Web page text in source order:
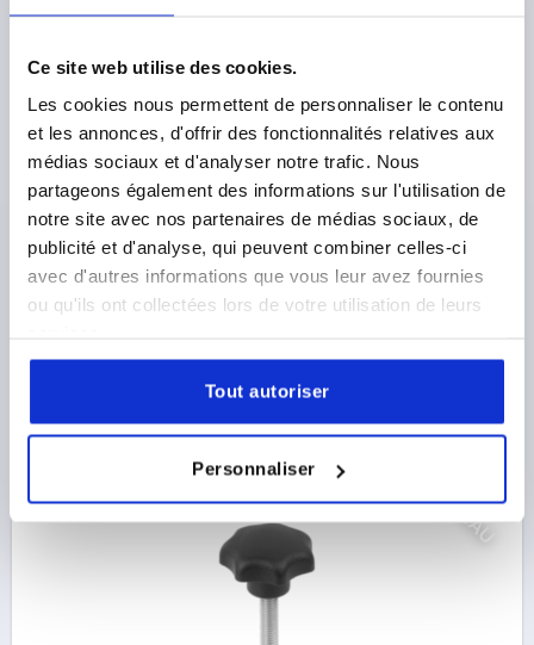
Ce site web utilise des cookies.
Les cookies nous permettent de personnaliser le contenu
et les annonces, d'offrir des fonctionnalités relatives aux
médias sociaux et d'analyser notre trafic. Nous
partageons également des informations sur l'utilisation de
notre site avec nos partenaires de médias sociaux, de
publicité et d'analyse, qui peuvent combiner celles-ci
avec d'autres informations que vous leur avez fournies
ou qu'ils ont collectées lors de votre utilisation de leurs
Tout autoriser
Personnaliser
BOUTON ÉTOILE DIN6336, D1=25 M05X40, FORME:L,
THERMOPLASTIQUE NOIR, COMP:ACIER INOX.
NATUREL
TYPE DE FILETAGE=FILETAGE
FILETAGE=M5
DIAMÈTRE EXTÉRIEUR=25
LONGUEUR DE FILETAGE=40
FORME=L
D8=12 HAUTEUR=16 H3=8
hors frais d’envoi
NOUVEAU
K1847